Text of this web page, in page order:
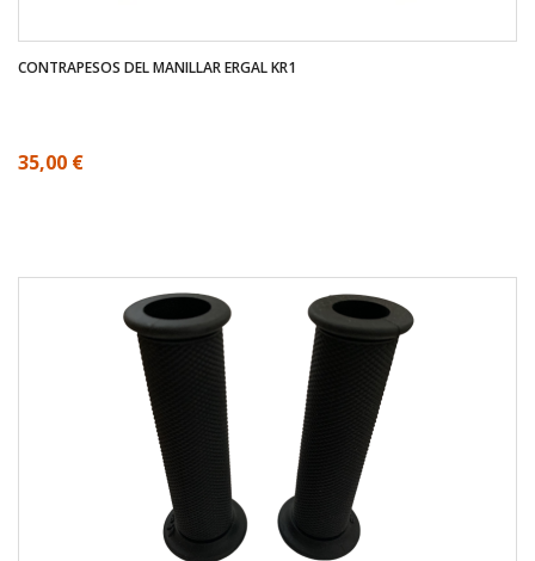
CONTRAPESOS DEL MANILLAR ERGAL KR1
35,00 €